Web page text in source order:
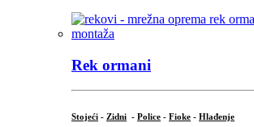
Rek ormani
Stojeći - Zidni - Police - Fioke - Hlađenje